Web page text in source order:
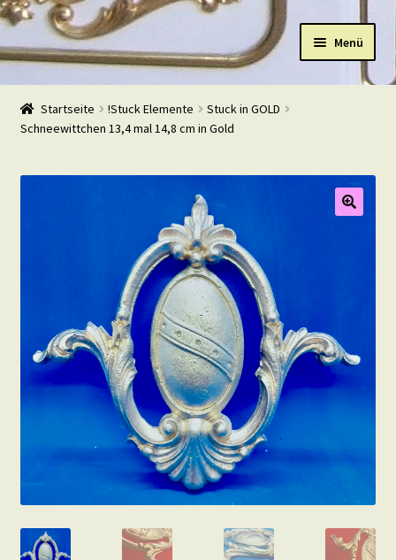
Navigation
Zum
Inhalt
Menü
Start
Shop
Warenkorb
Kontakt
Startseite !Stuck Elemente
Stuck in GOLD
Schneewittchen 13,4 mal 14,8 cm in Gold